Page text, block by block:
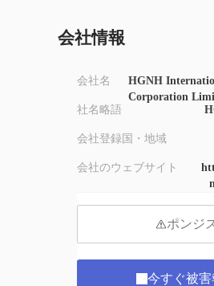
会社情報
会社名
HGNH
Corporation
社名略語
会社登録国・地域
会社のウェブサイト
ポンジ
今すぐ被